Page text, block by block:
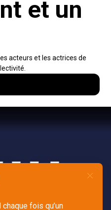
Notifications et fils RSS